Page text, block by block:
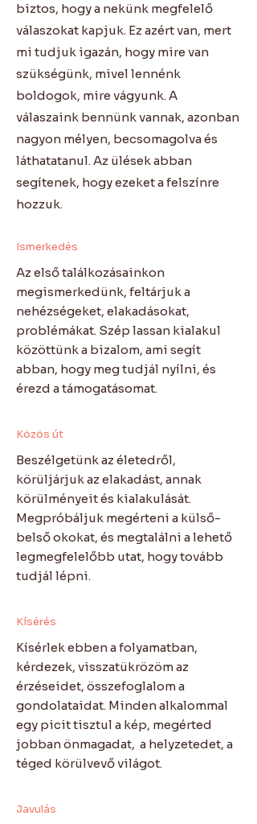
biztos, hogy a nekünk megfelelő
válaszokat kapjuk. Ez azért van, mert
mi tudjuk igazán, hogy mire van
szükségünk, mivel lennénk
boldogok, mire vágyunk. A
válaszaink bennünk vannak, azonban
nagyon mélyen, becsomagolva és
láthatatanul. Az ülések abban
segítenek, hogy ezeket a felszínre
hozzuk.
Ismerkedés
Az első találkozásainkon
megismerkedünk, feltárjuk a
nehézségeket, elakadásokat,
problémákat. Szép lassan kialakul
közöttünk a bizalom, ami segít
abban, hogy meg tudjál nyílni, és
érezd a támogatásomat.
Közös út
Beszélgetünk az életedről,
körüljárjuk az elakadást, annak
körülményeit és kialakulását.
Megpróbáljuk megérteni a külső-
belső okokat, és megtalálni a lehető
legmegfelelőbb utat, hogy tovább
tudjál lépni.
Kísérés
Kísérlek ebben a folyamatban,
kérdezek, visszatükrözöm az
érzéseidet, összefoglalom a
gondolataidat. Minden alkalommal
egy picit tisztul a kép, megérted
jobban önmagadat, a helyzetedet, a
téged körülvevő világot.
Javulás